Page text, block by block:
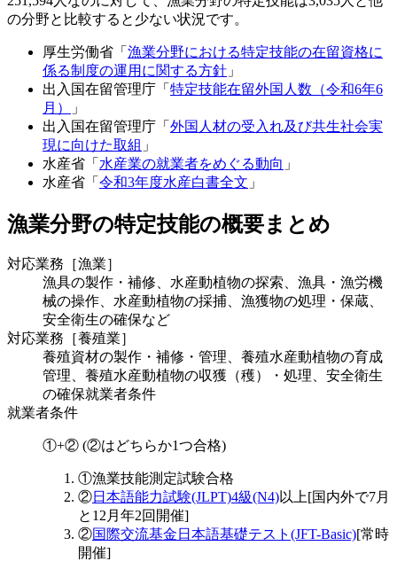
の分野と比較すると少ない状況です。
厚生労働省「 漁業分野における特定技能の在留資格に
係る制度の運用に関する方針 」
出入国在留管理庁「 特定技能在留外国人数（令和6年6
月）
」
出入国在留管理庁「 外国人材の受入れ及び共生社会実
現に向けた取組 」
水産省「 水産業の就業者をめぐる動向 」
水産省「 令和3年度水産白書全文 」
漁業分野の特定技能の概要まとめ
対応業務［漁業］
漁具の製作・補修、水産動植物の探索、漁具・漁労機
械の操作、水産動植物の採捕、漁獲物の処理・保蔵、
安全衛生の確保など
対応業務［養殖業］
養殖資材の製作・補修・管理、養殖水産動植物の育成
管理、養殖水産動植物の収獲（穫）・処理、安全衛生
の確保就業者条件
就業者条件
①+② (②はどちらか1つ合格)
①漁業技能測定試験合格
②日本語能力試験(JLPT)4級(N4)以上[国内外で7月
と12月年2回開催]
②国際交流基金日本語基礎テスト(JFT-Basic)[常時
開催]